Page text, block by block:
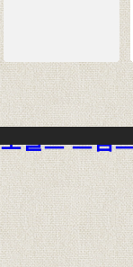
도널드 트럼